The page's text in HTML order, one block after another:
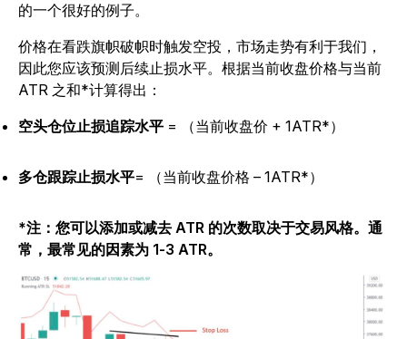
的一个很好的例子。
价格在看跌旗帜破帜时触发空投，市场走势有利于我们，
因此您应该预测后续止损水平。根据当前收盘价格与当前
ATR 之和*计算得出：
空头仓位止损追踪水平 = （当前收盘价 + 1ATR*）
多仓跟踪止损水平= （当前收盘价格 – 1ATR*）
*注：您可以添加或减去 ATR 的次数取决于交易风格。通
常，最常见的因素为 1-3 ATR。